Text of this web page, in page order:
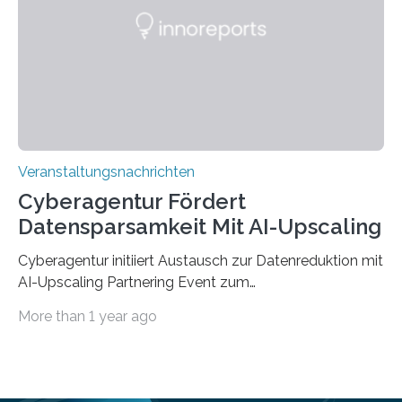
„QUAZAR“ mit insgesamt 1,15 Millionen Euro über vier
Veranstaltungsnachrichten
Cyberagentur Fördert
Datensparsamkeit Mit AI-Upscaling
Cyberagentur initiiert Austausch zur Datenreduktion mit
AI-Upscaling Partnering Event zum
innovative DatenverarbeitungDie Agentur für
More than 1 year ago